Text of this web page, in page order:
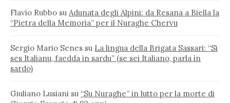
Flavio Rubbo su Adunata degli Alpini: da Resana a Biella la
“Pietra della Memoria” per il Nuraghe Chervu
Sergio Mario Senes su La lingua della Brigata Sassari: “Si
ses Italianu, faedda in sardu” (se sei Italiano, parla in
sardo)
Giuliano Lusiani su “Su Nuraghe” in lutto per la morte di